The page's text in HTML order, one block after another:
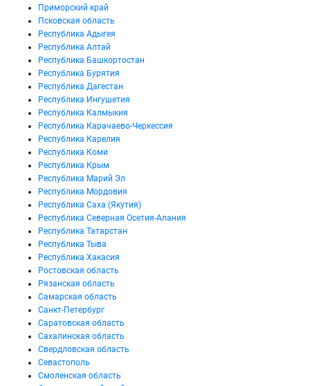
Приморский край
Псковская область
Республика Адыгея
Республика Алтай
Республика Башкортостан
Республика Бурятия
Республика Дагестан
Республика Ингушетия
Республика Калмыкия
Республика Карачаево-Черкессия
Республика Карелия
Республика Коми
Республика Крым
Республика Марий Эл
Республика Мордовия
Республика Саха (Якутия)
Республика Северная Осетия-Алания
Республика Татарстан
Республика Тыва
Республика Хакасия
Ростовская область
Рязанская область
Самарская область
Санкт-Петербург
Саратовская область
Сахалинская область
Свердловская область
Севастополь
Смоленская область